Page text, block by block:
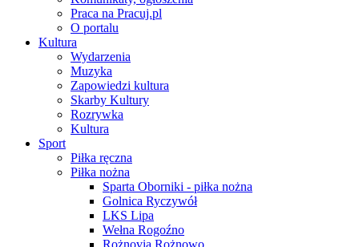
Praca na Pracuj.pl
O portalu
Kultura
Wydarzenia
Muzyka
Zapowiedzi kultura
Skarby Kultury
Rozrywka
Kultura
Sport
Piłka ręczna
Piłka nożna
Sparta Oborniki - piłka nożna
Golnica Ryczywół
LKS Lipa
Wełna Rogoźno
Rożnovia Rożnowo